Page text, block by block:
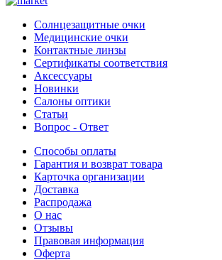
Солнцезащитные очки
Медицинские очки
Контактные линзы
Сертификаты соответствия
Аксессуары
Новинки
Салоны оптики
Статьи
Вопрос - Ответ
Способы оплаты
Гарантия и возврат товара
Карточка организации
Доставка
Распродажа
О нас
Отзывы
Правовая информация
Оферта